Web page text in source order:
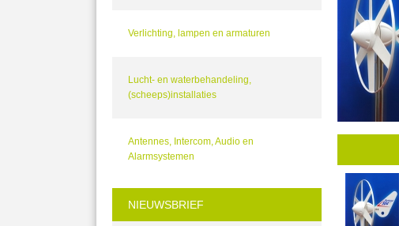
Verlichting, lampen en armaturen
Lucht- en waterbehandeling,
(scheeps)installaties
Antennes, Intercom, Audio en
Alarmsystemen
NIEUWSBRIEF